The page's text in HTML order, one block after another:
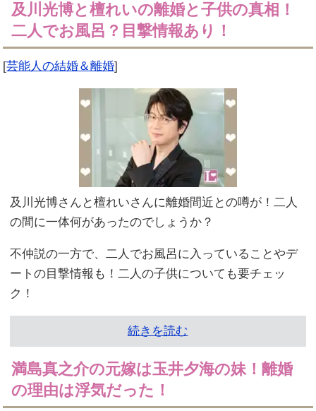
及川光博と檀れいの離婚と子供の真相！
二人でお風呂？目撃情報あり！
[芸能人の結婚＆離婚]
及川光博さんと檀れいさんに離婚間近との噂が！二人
の間に一体何があったのでしょうか？
不仲説の一方で、二人でお風呂に入っていることやデ
ートの目撃情報も！二人の子供についても要チェッ
ク！
続きを読む
満島真之介の元嫁は玉井夕海の妹！離婚
の理由は浮気だった！